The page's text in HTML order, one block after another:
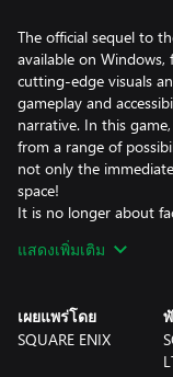
The official sequel to
available on
cutting-edge visuals
gameplay and
narrative. In this
from a range of
not only the
space!
It is no longer about
age. Three years after
young man named
“Come with me on a
แสดงเพิ่มเติม
เผยแพร่โดย
SQUARE ENIX